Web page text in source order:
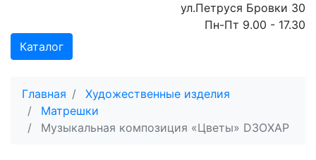
ул.Петруся Бровки 30
Пн-Пт 9.00 - 17.30
Каталог
Главная
Художественные изделия
Матрешки
Музыкальная композиция «Цветы» D3OXAP